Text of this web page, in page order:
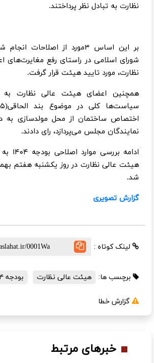
نظارت به تبادل نظر پرداختند.
بر این اساس ۳مورد از
شورای اسلامی در راستای رفع مغایرت‌های
نظارت، مورد تایید هیئت قرار گرفت.
همچنین اعضای هیئت عالی نظارت به
اختصاص ساختمان از محل مولدسازی به
نمایندگان مجلس می‌پردازد، رای دادند.
شد.
گزارش تصویری
لینک کوتاه :
برچسب ها: هیئت عالی نظارت بودجه ۱۴۰۴
گزارش خطا
خبرهای مرتبط